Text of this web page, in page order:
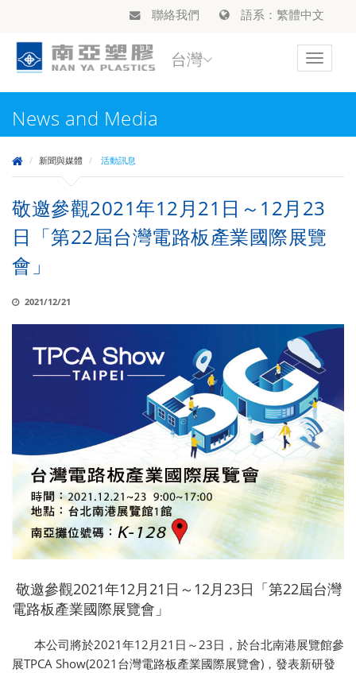
聯絡我們 語系：繁體中文
Toggle
台灣
News and Media
新聞與媒體 活動訊息
敬邀參觀2021年12月21日～12月23
日「第22屆台灣電路板產業國際展覽
會」
2021/12/21
敬邀參觀2021年12月21日～12月23日「第22屆台灣
電路板產業國際展覽會」
本公司將於2021年12月21日～23日，於台北南港展覽館參
展TPCA Show(2021台灣電路板產業國際展覽會)，發表新研發